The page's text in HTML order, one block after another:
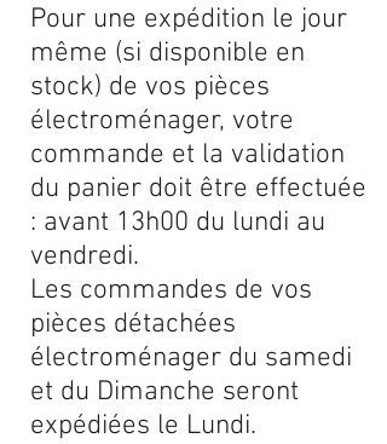
Pour une expédition le jour
même (si disponible en
stock) de vos pièces
électroménager, votre
commande et la validation
du panier doit être effectuée
: avant 13h00 du lundi au
vendredi.
Les commandes de vos
pièces détachées
électroménager du samedi
et du Dimanche seront
expédiées le Lundi.